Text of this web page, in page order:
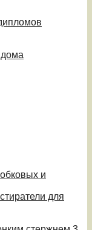
и
для